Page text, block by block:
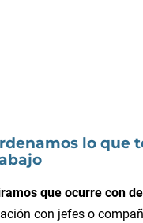
lo que
que ocurre con
con jefes o